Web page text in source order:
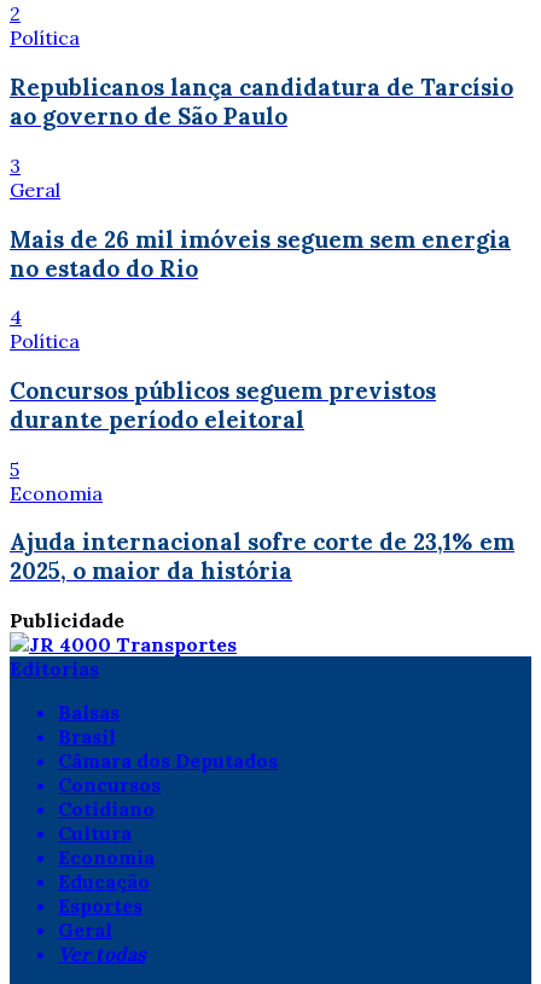
2
Política
Republicanos lança candidatura de Tarcísio
ao governo de São Paulo
3
Geral
Mais de 26 mil imóveis seguem sem energia
no estado do Rio
4
Política
Concursos públicos seguem previstos
durante período eleitoral
5
Economia
Ajuda internacional sofre corte de 23,1% em
2025, o maior da história
Publicidade
Editorias
Balsas
Brasil
Câmara dos Deputados
Concursos
Cotidiano
Cultura
Economia
Educação
Esportes
Geral
Ver todas